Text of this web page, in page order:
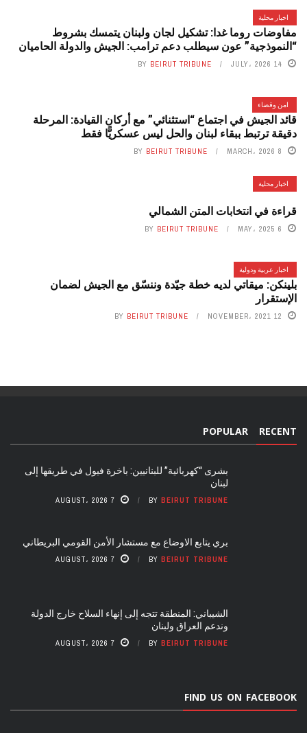
اخبار محلية
مفاوضات روما غدا: تشكيل لجان ولبنان يتمسك بشروط
“النموذجية” عون سيطلب دعم ترامب: الجيش والدولة الحاميان
14 JULY، 2026 BY BEIRUT TRIBUNE
امن وقضاء
قائد الجيش في اجتماع “استثنائي” مع أركان القيادة: المرحلة
دقيقة ترتبط ببقاء لبنان والحل ليس عسكريًّا فقط
8 MARCH، 2026 BY BEIRUT TRIBUNE
اخبار محلية
قراءة في انتخابات المتن الشمالي
6 MAY، 2025 BY BEIRUT TRIBUNE
اخبار عربية ودولية
بلينكن: ميقاتي لديه خطة جيّدة وننسّق مع الجيش لضمان
الإستقرار
12 NOVEMBER، 2021 BY BEIRUT TRIBUNE
RECENT
POPULAR
بشرى “كهربائية” للبنانيين: باخرة فيول في طريقها إلى
لبنان
BY BEIRUT TRIBUNE 7 AUGUST، 2026
بري يتابع الاوضاع مع مستشار الأمن القومي البريطاني
BY BEIRUT TRIBUNE 7 AUGUST، 2026
الشيباني: المنطقة تتجه إلى إنهاء السلاح خارج الدولة
وندعم العراق ولبنان
BY BEIRUT TRIBUNE 7 AUGUST، 2026
FIND US ON FACEBOOK